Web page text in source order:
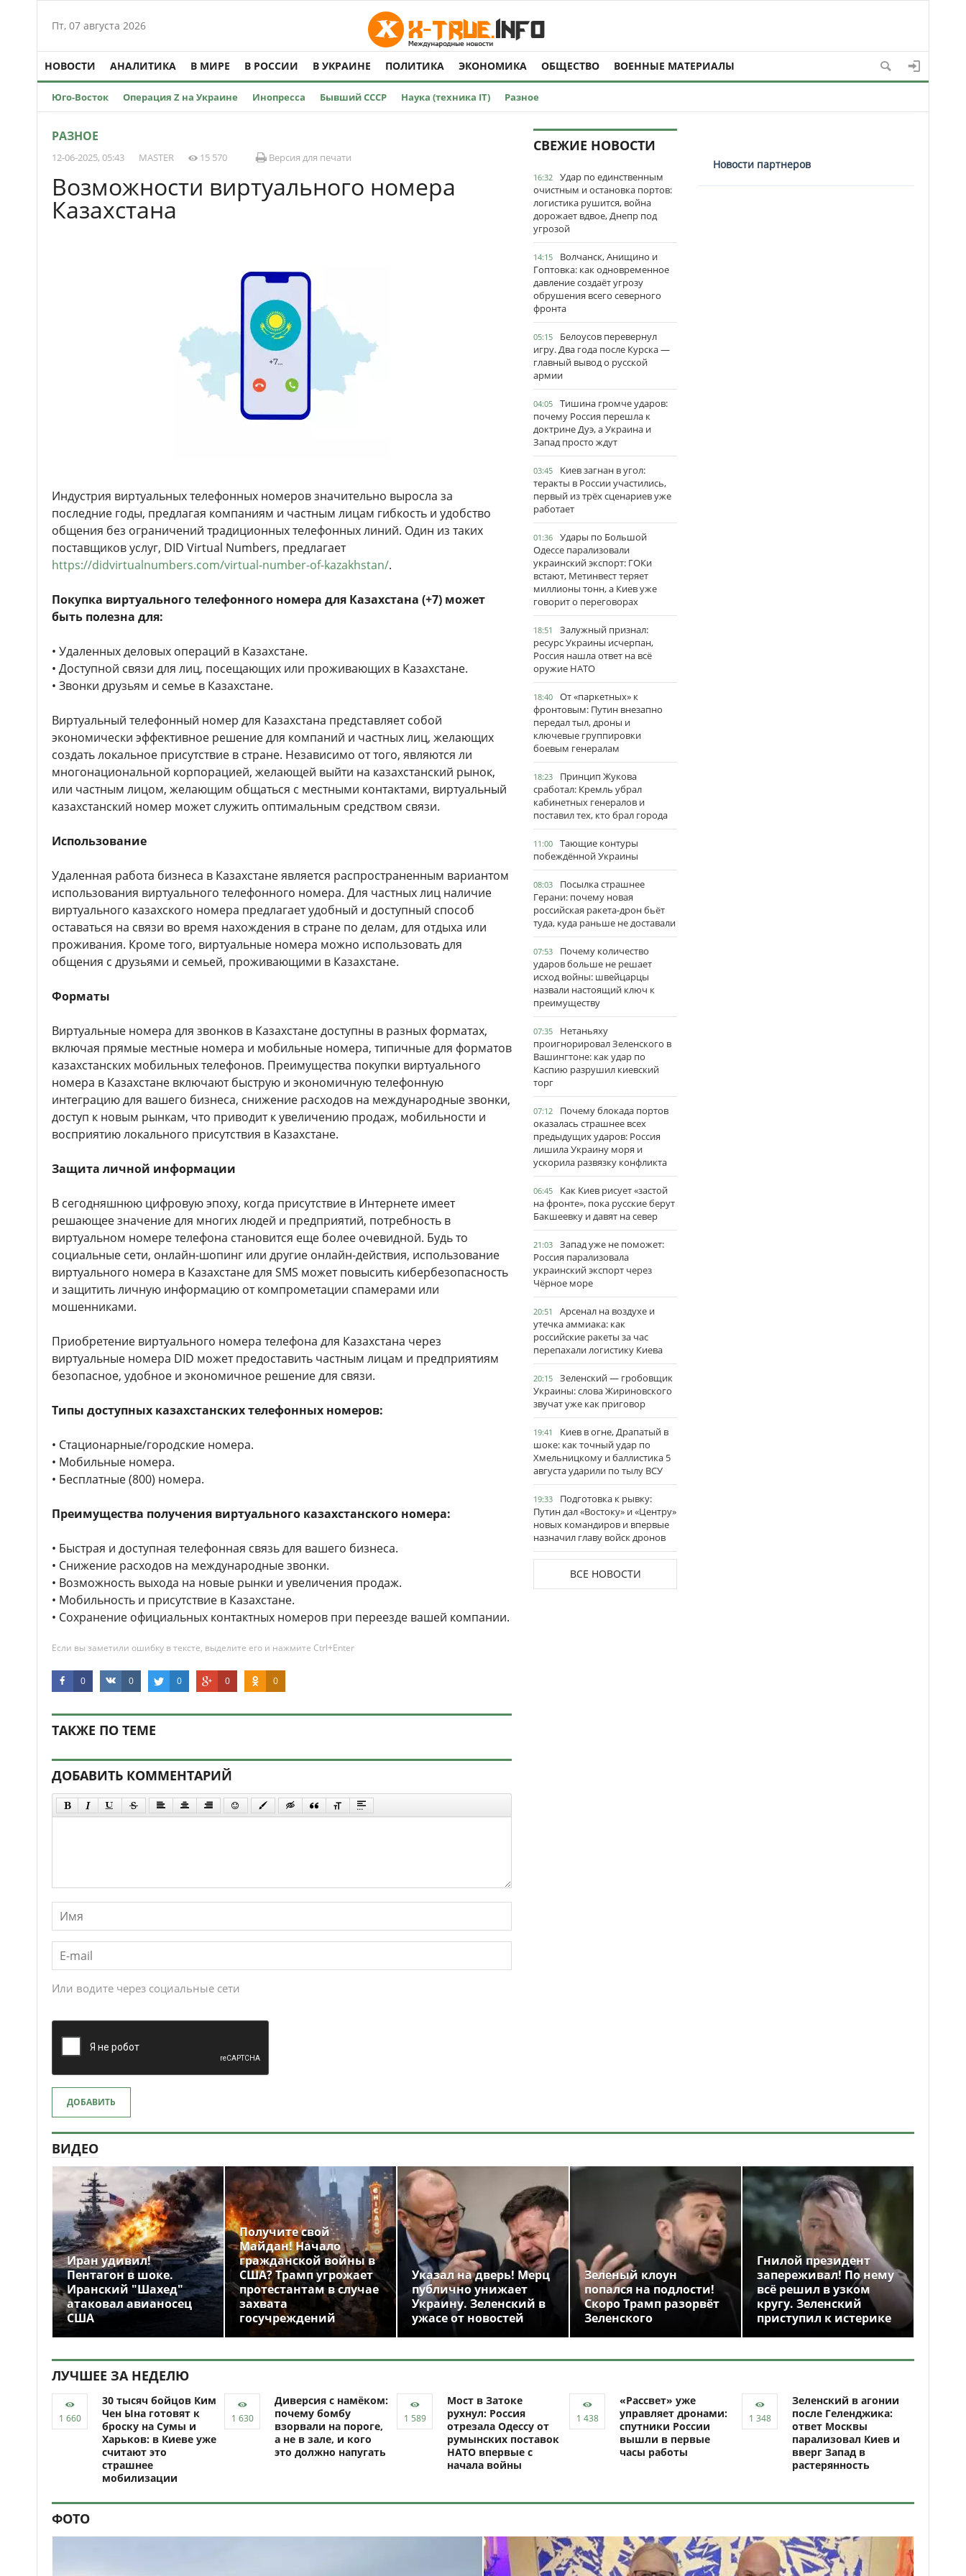
Пт, 07 августа 2026
НОВОСТИ АНАЛИТИКА В МИРЕ В РОССИИ В УКРАИНЕ ПОЛИТИКА ЭКОНОМИКА ОБЩЕСТВО ВОЕННЫЕ МАТЕРИАЛЫ
Юго-Восток Операция Z на Украине Инопресса Бывший СССР Наука (техника IT) Разное
РАЗНОЕ
12-06-2025, 05:43 MASTER 15 570 Версия для печати
Возможности виртуального номера
Казахстана
Индустрия виртуальных телефонных номеров значительно выросла за
последние годы, предлагая компаниям и частным лицам гибкость и удобство
общения без ограничений традиционных телефонных линий. Один из таких
поставщиков услуг, DID Virtual Numbers, предлагает
https://didvirtualnumbers.com/virtual-number-of-kazakhstan/.
Покупка виртуального телефонного номера для Казахстана (+7) может
быть полезна для:
• Удаленных деловых операций в Казахстане.
• Доступной связи для лиц, посещающих или проживающих в Казахстане.
• Звонки друзьям и семье в Казахстане.
Виртуальный телефонный номер для Казахстана представляет собой
экономически эффективное решение для компаний и частных лиц, желающих
создать локальное присутствие в стране. Независимо от того, являются ли
многонациональной корпорацией, желающей выйти на казахстанский рынок,
или частным лицом, желающим общаться с местными контактами, виртуальный
казахстанский номер может служить оптимальным средством связи.
Использование
Удаленная работа бизнеса в Казахстане является распространенным вариантом
использования виртуального телефонного номера. Для частных лиц наличие
виртуального казахского номера предлагает удобный и доступный способ
оставаться на связи во время нахождения в стране по делам, для отдыха или
проживания. Кроме того, виртуальные номера можно использовать для
общения с друзьями и семьей, проживающими в Казахстане.
Форматы
Виртуальные номера для звонков в Казахстане доступны в разных форматах,
включая прямые местные номера и мобильные номера, типичные для форматов
казахстанских мобильных телефонов. Преимущества покупки виртуального
номера в Казахстане включают быструю и экономичную телефонную
интеграцию для вашего бизнеса, снижение расходов на международные звонки,
доступ к новым рынкам, что приводит к увеличению продаж, мобильности и
восприятию локального присутствия в Казахстане.
Защита личной информации
В сегодняшнюю цифровую эпоху, когда присутствие в Интернете имеет
решающее значение для многих людей и предприятий, потребность в
виртуальном номере телефона становится еще более очевидной. Будь то
социальные сети, онлайн-шопинг или другие онлайн-действия, использование
виртуального номера в Казахстане для SMS может повысить кибербезопасность
и защитить личную информацию от компрометации спамерами или
мошенниками.
Приобретение виртуального номера телефона для Казахстана через
виртуальные номера DID может предоставить частным лицам и предприятиям
безопасное, удобное и экономичное решение для связи.
Типы доступных казахстанских телефонных номеров:
• Стационарные/городские номера.
• Мобильные номера.
• Бесплатные (800) номера.
Преимущества получения виртуального казахстанского номера:
• Быстрая и доступная телефонная связь для вашего бизнеса.
• Снижение расходов на международные звонки.
• Возможность выхода на новые рынки и увеличения продаж.
• Мобильность и присутствие в Казахстане.
• Сохранение официальных контактных номеров при переезде вашей компании.
Если вы заметили ошибку в тексте, выделите его и нажмите Ctrl+Enter
0 0 0 0 0
ТАКЖЕ ПО ТЕМЕ
ДОБАВИТЬ КОММЕНТАРИЙ
Или водите через социальные сети
ДОБАВИТЬ
СВЕЖИЕ НОВОСТИ
16:32
Удар по единственным
очистным и остановка портов:
логистика рушится, война
дорожает вдвое, Днепр под
угрозой
14:15
Волчанск, Анищино и
Гоптовка: как одновременное
давление создаёт угрозу
обрушения всего северного
фронта
05:15
Белоусов перевернул
игру. Два года после Курска —
главный вывод о русской
армии
04:05
Тишина громче ударов:
почему Россия перешла к
доктрине Дуэ, а Украина и
Запад просто ждут
03:45
Киев загнан в угол:
теракты в России участились,
первый из трёх сценариев уже
работает
01:36
Удары по Большой
Одессе парализовали
украинский экспорт: ГОКи
встают, Метинвест теряет
миллионы тонн, а Киев уже
говорит о переговорах
18:51
Залужный признал:
ресурс Украины исчерпан,
Россия нашла ответ на всё
оружие НАТО
18:40
От «паркетных» к
фронтовым: Путин внезапно
передал тыл, дроны и
ключевые группировки
боевым генералам
18:23
Принцип Жукова
сработал: Кремль убрал
кабинетных генералов и
поставил тех, кто брал города
11:00
Тающие контуры
побеждённой Украины
08:03
Посылка страшнее
Герани: почему новая
российская ракета-дрон бьёт
туда, куда раньше не доставали
07:53
Почему количество
ударов больше не решает
исход войны: швейцарцы
назвали настоящий ключ к
преимуществу
07:35
Нетаньяху
проигнорировал Зеленского в
Вашингтоне: как удар по
Каспию разрушил киевский
торг
07:12
Почему блокада портов
оказалась страшнее всех
предыдущих ударов: Россия
лишила Украину моря и
ускорила развязку конфликта
06:45
Как Киев рисует «застой
на фронте», пока русские берут
Бакшеевку и давят на север
21:03
Запад уже не поможет:
Россия парализовала
украинский экспорт через
Чёрное море
20:51
Арсенал на воздухе и
утечка аммиака: как
российские ракеты за час
перепахали логистику Киева
20:15
Зеленский — гробовщик
Украины: слова Жириновского
звучат уже как приговор
19:41
Киев в огне, Драпатый в
шоке: как точный удар по
Хмельницкому и баллистика 5
августа ударили по тылу ВСУ
19:33
Подготовка к рывку:
Путин дал «Востоку» и «Центру»
новых командиров и впервые
назначил главу войск дронов
ВСЕ НОВОСТИ
Новости партнеров
ВИДЕО
Иран удивил!
Пентагон в шоке.
Иранский "Шахед"
атаковал авианосец
США
Получите свой
Майдан! Начало
гражданской войны в
США? Трамп угрожает
протестантам в случае
захвата
госучреждений
Указал на дверь! Мерц
публично унижает
Украину. Зеленский в
ужасе от новостей
Зеленый клоун
попался на подлости!
Скоро Трамп разорвёт
Зеленского
Гнилой президент
запереживал! По нему
всё решил в узком
кругу. Зеленский
приступил к истерике
ЛУЧШЕЕ ЗА НЕДЕЛЮ
30 тысяч бойцов Ким
Чен Ына готовят к
броску на Сумы и
Харьков: в Киеве уже
считают это
страшнее
мобилизации
Диверсия с намёком:
почему бомбу
взорвали на пороге,
а не в зале, и кого
это должно напугать
Мост в Затоке
рухнул: Россия
отрезала Одессу от
румынских поставок
НАТО впервые с
начала войны
«Рассвет» уже
управляет дронами:
спутники России
вышли в первые
часы работы
Зеленский в агонии
после Геленджика:
ответ Москвы
парализовал Киев и
вверг Запад в
растерянность
ФОТО